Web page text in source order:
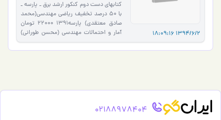
1394/6/2 18:09:16
کتابهای دست دوم کنکور ارشد برق ـ پارسه ـ
با 50 درصد تخفیف ریاضی مهندسی(محمد
صادق معتقدی) پارسه1391 22000 تومان
آمار و احتمالات مهندسی (محسن طورانی)
پارسه1391 22000 تومان م…
02188978404